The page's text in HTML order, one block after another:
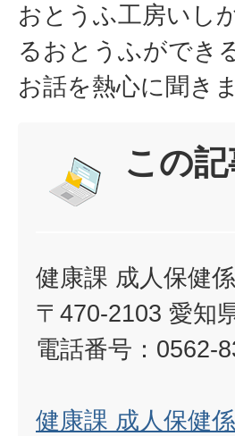
おとうふ工房いし
るおとうふができ
お話を熱心に聞き
この
健康課 成人保健
〒470-2103 愛知
電話番号：0562-
健康課 成人保健